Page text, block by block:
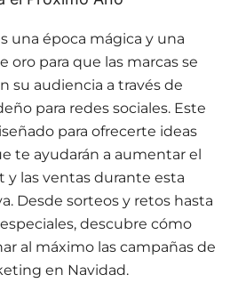
una época mágica y una
oro para que las marcas se
su audiencia a través de
para redes sociales. Este
para ofrecerte ideas
te ayudarán a aumentar el
las ventas durante esta
Desde sorteos y retos hasta
descubre cómo
al máximo las campañas de
en Navidad.